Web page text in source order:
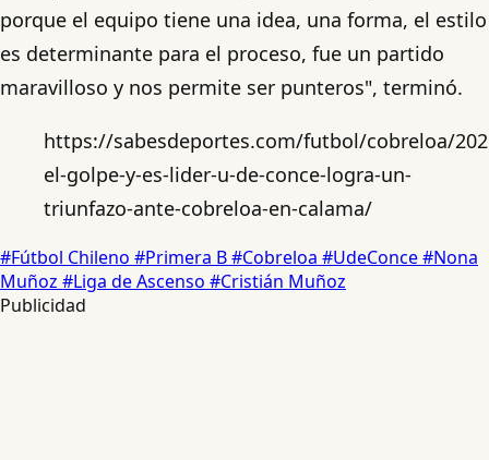
porque el equipo tiene una idea, una forma, el estilo
es determinante para el proceso, fue un partido
maravilloso y nos permite ser punteros", terminó.
https://sabesdeportes.com/futbol/cobreloa/
el-golpe-y-es-lider-u-de-conce-logra-un-
triunfazo-ante-cobreloa-en-calama/
#Fútbol Chileno #Primera B#Cobreloa #UdeConce#Nona
Muñoz #Liga de Ascenso #Cristián Muñoz
Publicidad